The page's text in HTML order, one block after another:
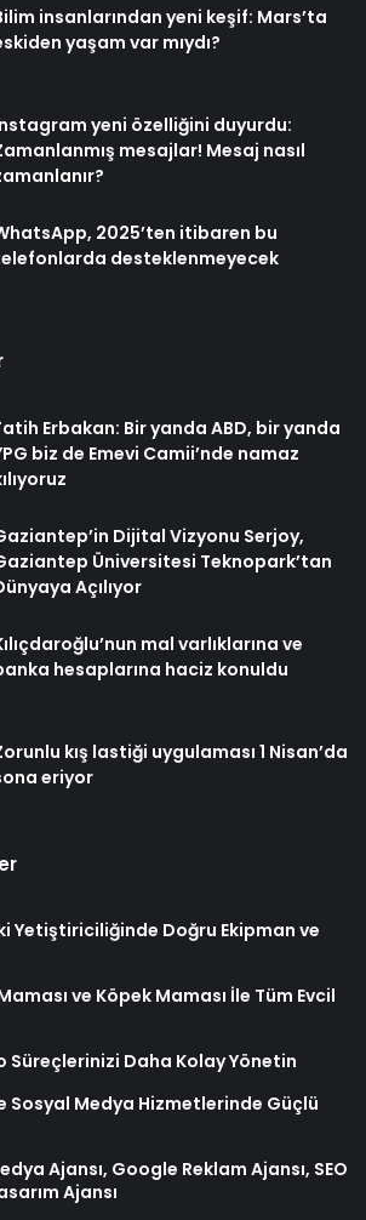
insanlarından yeni keşif: Mars’ta
yaşam var mıydı?
yeni özelliğini duyurdu:
mesajlar! Mesaj nasıl
2025’ten itibaren bu
desteklenmeyecek
Erbakan: Bir yanda ABD, bir yanda
biz de Emevi Camii’nde namaz
Dijital Vizyonu Serjoy,
Üniversitesi Teknopark’tan
Açılıyor
mal varlıklarına ve
hesaplarına haciz konuldu
kış lastiği uygulaması 1 Nisan’da
eriyor
Yetiştiriciliğinde Doğru Ekipman ve
ve Köpek Maması İle Tüm Evcil
Süreçlerinizi Daha Kolay Yönetin
Sosyal Medya Hizmetlerinde Güçlü
Ajansı, Google Reklam Ajansı, SEO
Ajansı